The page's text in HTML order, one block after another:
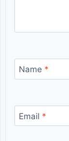
Name *
Email *